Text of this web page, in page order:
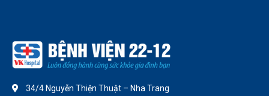
34/4 Nguyễn Thiện Thuật – Nha Trang